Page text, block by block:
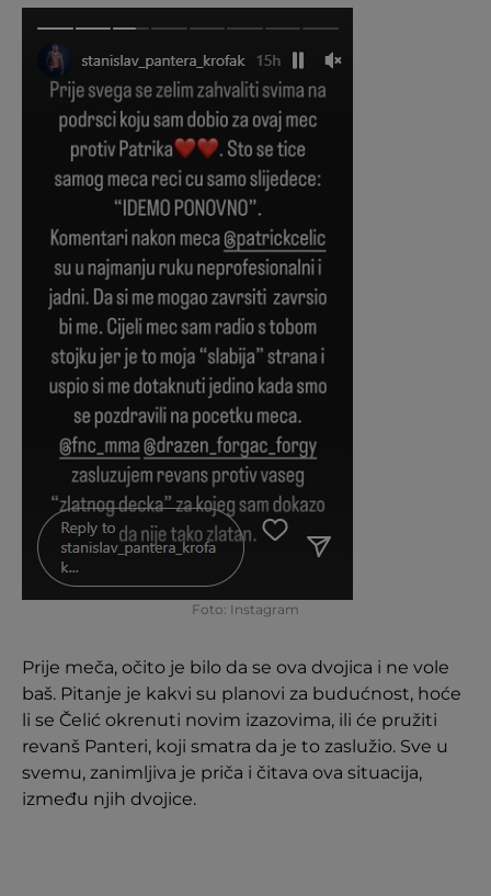
Foto: Instagram
Prije meča, očito je bilo da se ova dvojica i ne vole
baš. Pitanje je kakvi su planovi za budućnost, hoće
li se Čelić okrenuti novim izazovima, ili će pružiti
revanš Panteri, koji smatra da je to zaslužio. Sve u
svemu, zanimljiva je priča i čitava ova situacija,
između njih dvojice.